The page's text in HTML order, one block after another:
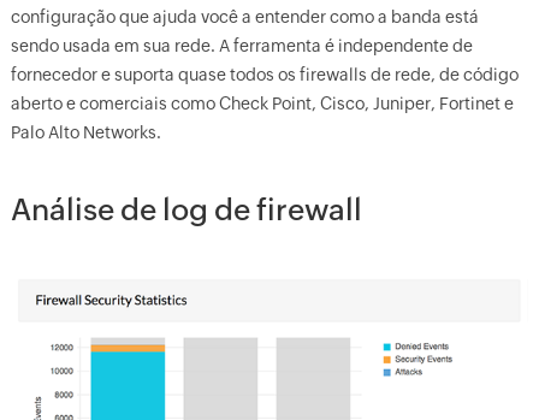
configuração que ajuda você a entender como a banda está
sendo usada em sua rede. A ferramenta é independente de
fornecedor e suporta quase todos os firewalls de rede, de código
aberto e comerciais como Check Point, Cisco, Juniper, Fortinet e
Palo Alto Networks.
Análise de log de firewall